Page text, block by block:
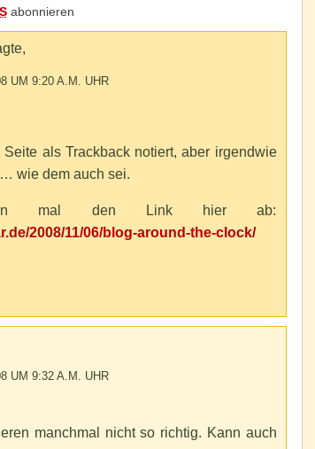
abonnieren
UM 9:20 A.M. UHR
als Trackback notiert, aber irgendwie
wie dem auch sei.
mal den Link hier ab:
2008/11/06/blog-around-the-clock/
UM 9:32 A.M. UHR
manchmal nicht so richtig. Kann auch